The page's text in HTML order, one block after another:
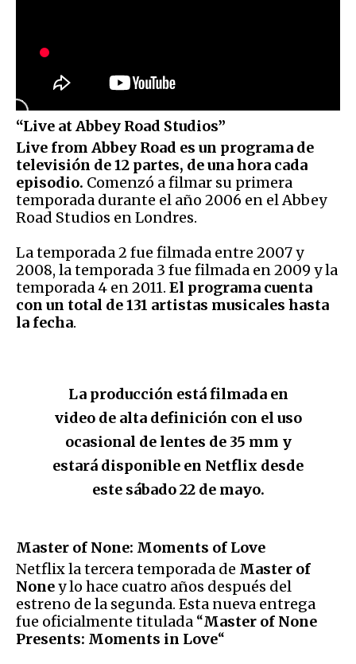
“Live at Abbey Road Studios”
Live from Abbey Road es un programa de
televisión de 12 partes, de una hora cada
episodio. Comenzó a filmar su primera
temporada durante el año 2006 en el Abbey
Road Studios en Londres.
La temporada 2 fue filmada entre 2007 y
2008, la temporada 3 fue filmada en 2009 y la
temporada 4 en 2011. El programa cuenta
con un total de 131 artistas musicales hasta
la fecha.
La producción está filmada en
video de alta definición con el uso
ocasional de lentes de 35 mm y
estará disponible en Netflix desde
este sábado 22 de mayo.
Master of None: Moments of Love
Netflix la tercera temporada de Master of
Noney lo hace cuatro años después del
estreno de la segunda. Esta nueva entrega
fue oficialmente titulada “Master of None
Presents: Moments in Love“